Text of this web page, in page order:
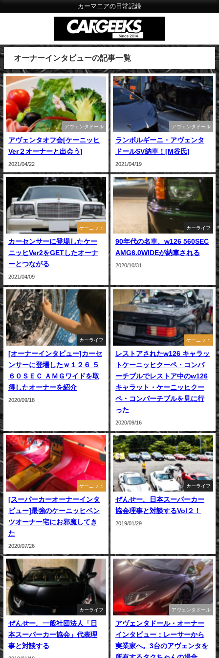
カーマニアの日常記録
オーナーインタビューの記事一覧
アヴェンタドール
アヴェンタオフ会[ケーニッヒ
Ver２オーナーと出会う]
2021/04/22
アヴェンタドール
ランボルギーニ・アヴェンタ
ドールSV納車！[M谷氏]
2021/04/19
ケーニッヒ
カーセンサーに登場したケー
ニッヒVer2をGETしたオーナ
ーとつながる
2021/04/09
カーライフ
90年代の名車、w126 560SEC
AMG6.0WIDEが納車される
2020/10/31
カーライフ
[オーナーインタビュー]カーセ
ンサーに登場したｗ１２６ ５
６０ＳＥＣ ＡＭＧワイドを取
得したオーナーを紹介
2020/09/18
ケーニッヒ
レストアされたw126 キャラッ
トケーニッヒクーペ・コンバ
ーチブルでレストア中のw126
キャラット・ケーニッヒクー
ペ・コンバーチブルを見に行
った
2020/09/16
ケーニッヒ
[スーパーカーオーナーインタ
ビュー]最強のケーニッヒベン
ツオーナー宅にお邪魔してき
た
2020/07/26
カーライフ
ぜんせー。日本スーパーカー
協会理事と対談するVol２！
2019/01/29
カーライフ
ぜんせー。一般社団法人「日
本スーパーカー協会」代表理
事と対談する
アヴェンタドール
アヴェンタドール・オーナー
インタビュー：レーサーから
実業家へ。3台のアヴェンタを